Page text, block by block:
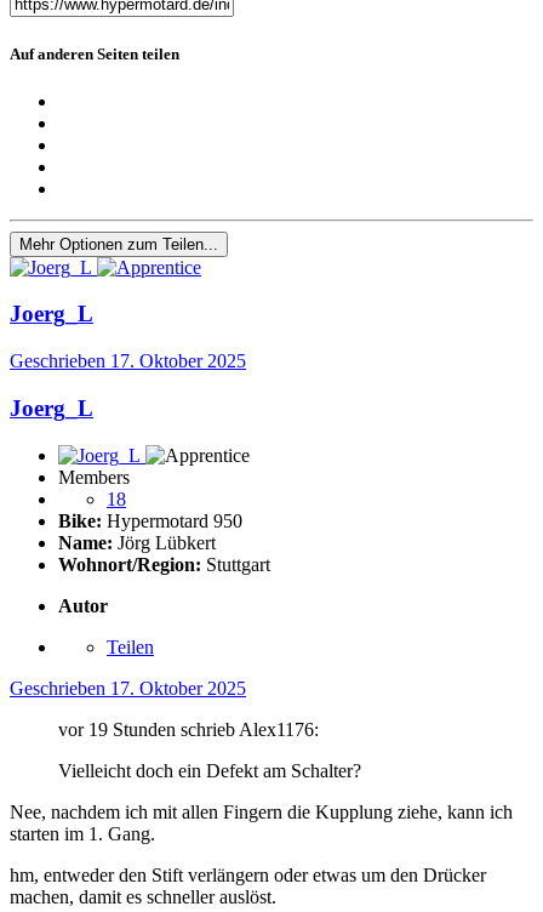
Auf anderen Seiten teilen
Mehr Optionen zum Teilen...
Joerg_L
Geschrieben 17. Oktober 2025
Joerg_L
Members
18
Bike: Hypermotard 950
Name: Jörg Lübkert
Wohnort/Region: Stuttgart
Autor
Teilen
Geschrieben 17. Oktober 2025
vor 19 Stunden schrieb Alex1176:
Vielleicht doch ein Defekt am Schalter?
Nee, nachdem ich mit allen Fingern die Kupplung ziehe, kann ich
starten im 1. Gang.
hm, entweder den Stift verlängern oder etwas um den Drücker
machen, damit es schneller auslöst.